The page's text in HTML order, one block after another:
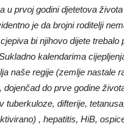
u prvoj godini djetetova
je da brojni roditelji
bi njihovo dijete trebalo
kalendarima
naše regije (zemlje nastale
dojenčad do prve godine
tuberkuloze, difterije,
, hepatitis, HiB,